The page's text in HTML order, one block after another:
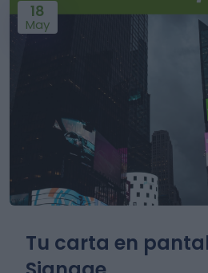
18
May
Tu carta en